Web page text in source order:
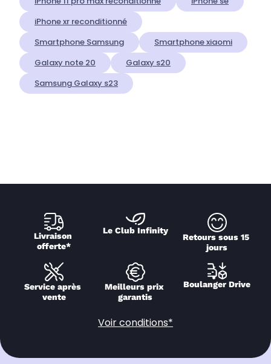
iPhone xr reconditionné
Smartphone Samsung
Smartphone xiaomi
Galaxy note 20
Galaxy s20
Samsung Galaxy s23
Livraison
offerte*
Le Club Infinity
Retours sous 15
jours
Service après
vente
Meilleurs prix
garantis
Boulanger Drive
Voir conditions*